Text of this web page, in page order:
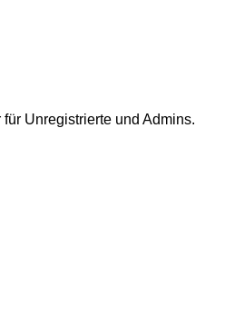
Unregistrierte und Admins.